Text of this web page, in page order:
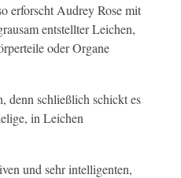
erforscht Audrey Rose mit
entstellter Leichen,
oder Organe
denn schließlich schickt es
in Leichen
und sehr intelligenten,